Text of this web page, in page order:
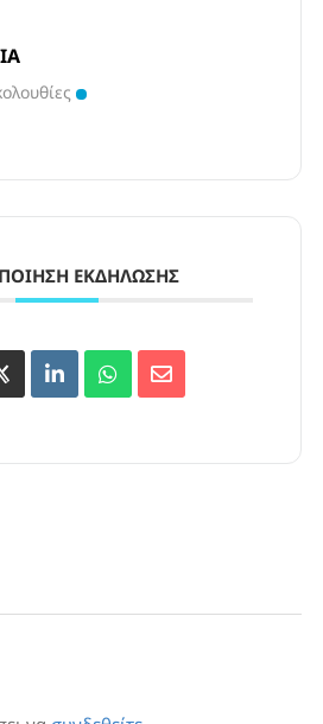
ΕΚΔΉΛΩΣΗΣ